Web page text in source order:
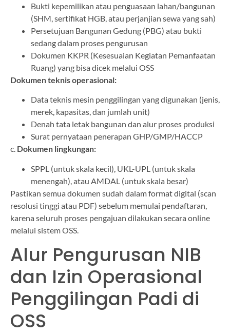
Bukti kepemilikan atau penguasaan lahan/bangunan
(SHM, sertifikat HGB, atau perjanjian sewa yang sah)
Persetujuan Bangunan Gedung (PBG) atau bukti
sedang dalam proses pengurusan
Dokumen KKPR (Kesesuaian Kegiatan Pemanfaatan
Ruang) yang bisa dicek melalui OSS
Dokumen teknis operasional:
Data teknis mesin penggilingan yang digunakan (jenis,
merek, kapasitas, dan jumlah unit)
Denah tata letak bangunan dan alur proses produksi
Surat pernyataan penerapan GHP/GMP/HACCP
c. Dokumen lingkungan:
SPPL (untuk skala kecil), UKL-UPL (untuk skala
menengah), atau AMDAL (untuk skala besar)
Pastikan semua dokumen sudah dalam format digital (scan
resolusi tinggi atau PDF) sebelum memulai pendaftaran,
karena seluruh proses pengajuan dilakukan secara online
melalui sistem OSS.
Alur Pengurusan NIB
dan Izin Operasional
Penggilingan Padi di
OSS